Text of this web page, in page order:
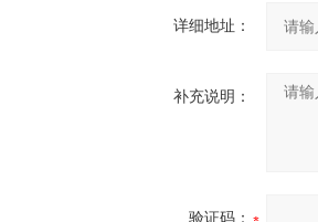
详细地址：
补充说明：
验证码：